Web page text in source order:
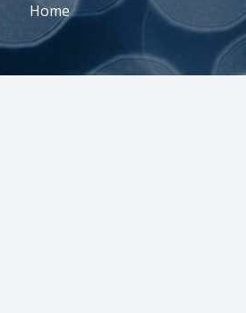
Home